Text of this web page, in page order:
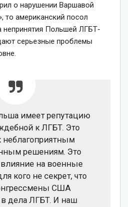
о нарушении Варшавой
то американский посол
непринятия Польшей ЛГБТ-
серьезные проблемы
имеет репутацию
к ЛГБТ. Это
неблагоприятным
решениям. Это
на военные
кого не секрет, что
США
дела ЛГБТ. И наш